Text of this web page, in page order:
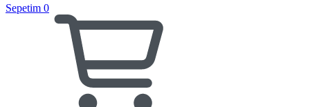
Sepetim 0